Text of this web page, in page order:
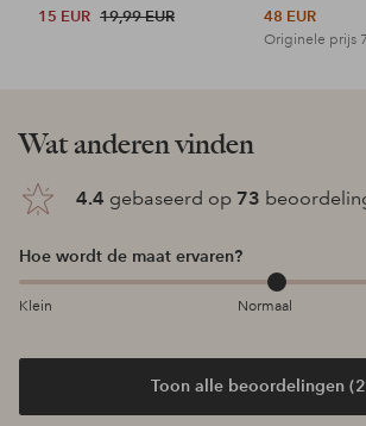
15 EUR 19,99 EUR
48 EUR
Originele prijs
Wat anderen vinden
4.4 gebaseerd op 73
Hoe wordt de maat ervaren?
Klein Normaal
Toon alle beoordelingen